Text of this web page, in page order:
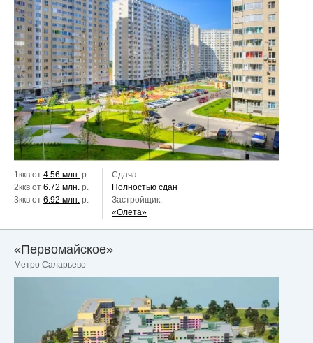
1ккв от 4.56 млн. р.
2ккв от 6.72 млн. р.
3ккв от 6.92 млн. р.
Сдача:
Полностью сдан
Застройщик:
«Олета»
«Первомайское»
Метро Саларьево